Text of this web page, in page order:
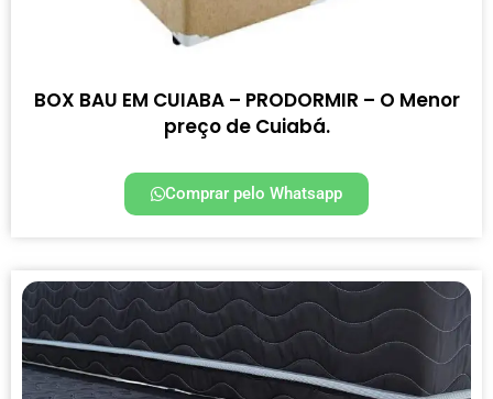
BOX BAU EM CUIABA – PRODORMIR – O Menor
preço de Cuiabá.
Comprar pelo Whatsapp